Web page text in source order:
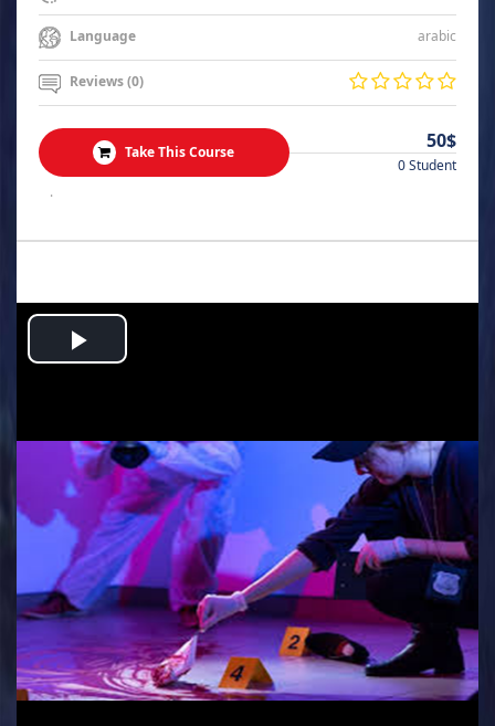
Language arabic
Reviews (0)
Take This Course 50$
0 Student
.
Play